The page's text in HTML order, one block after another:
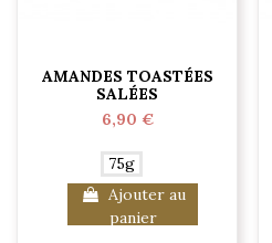
AMANDES TOASTÉES
SALÉES
6,90 €
75g
Ajouter au
panier